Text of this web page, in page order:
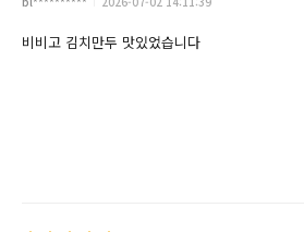
비비고 김치만두 맛있었습니다